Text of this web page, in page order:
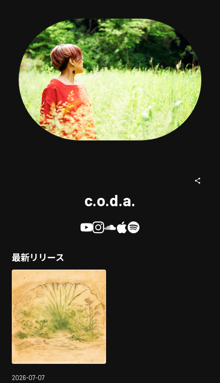
c.o.d.a.
最新リリース
2026-07-07